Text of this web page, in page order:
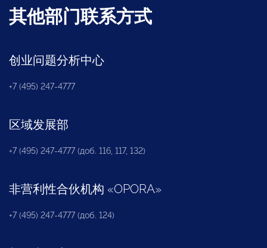
其他部门联系方式
创业问题分析中心
+7 (495) 247-4777
区域发展部
+7 (495) 247-4777 (доб. 116, 117, 132)
非营利性合伙机构 «OPORA»
+7 (495) 247-4777 (доб. 124)